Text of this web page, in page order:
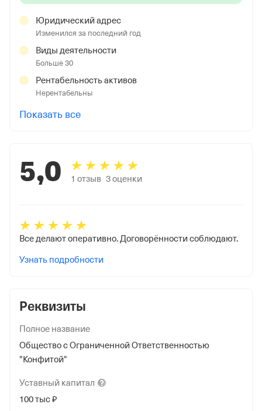
Реквизиты
Полное название
Общество с Ограниченной Ответственностью
"Конфитой"
Уставный капитал
100 тыс ₽
Юридический адрес
Изменился за последний год
Виды деятельности
Больше 30
Рентабельность активов
Нерентабельны
Показать все
5,0 1 отзыв 3оценки
Все делают оперативно. Договорённости соблюдают.
Узнать подробности